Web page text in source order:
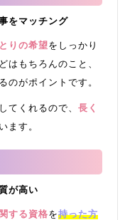
をマッチング
りの希望をしっかり
はもちろんのこと、
のがポイントです。
してくれるので、長く
ます。
が高い
する資格を持った方